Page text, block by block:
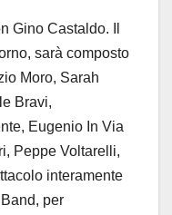
Gino Castaldo. Il
sarà composto
Moro, Sarah
Bravi,
Eugenio In Via
Peppe Voltarelli,
interamente
per